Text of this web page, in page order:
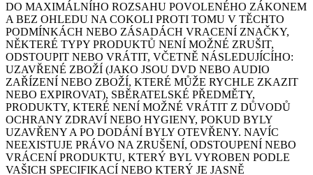
DO MAXIMÁLNÍHO ROZSAHU POVOLENÉHO ZÁKONEM
A BEZ OHLEDU NA COKOLI PROTI TOMU V TĚCHTO
PODMÍNKÁCH NEBO ZÁSADÁCH VRACENÍ ZNAČKY,
NĚKTERÉ TYPY PRODUKTŮ NENÍ MOŽNÉ ZRUŠIT,
ODSTOUPIT NEBO VRÁTIT, VČETNĚ NÁSLEDUJÍCÍHO:
UZAVŘENÉ ZBOŽÍ (JAKO JSOU DVD NEBO AUDIO
ZAŘÍZENÍ NEBO ZBOŽÍ, KTERÉ MŮŽE RYCHLE ZKAZIT
NEBO EXPIROVAT), SBĚRATELSKÉ PŘEDMĚTY,
PRODUKTY, KTERÉ NENÍ MOŽNÉ VRÁTIT Z DŮVODŮ
OCHRANY ZDRAVÍ NEBO HYGIENY, POKUD BYLY
UZAVŘENY A PO DODÁNÍ BYLY OTEVŘENY. NAVÍC
NEEXISTUJE PRÁVO NA ZRUŠENÍ, ODSTOUPENÍ NEBO
VRÁCENÍ PRODUKTU, KTERÝ BYL VYROBEN PODLE
VAŠICH SPECIFIKACÍ NEBO KTERÝ JE JASNĚ